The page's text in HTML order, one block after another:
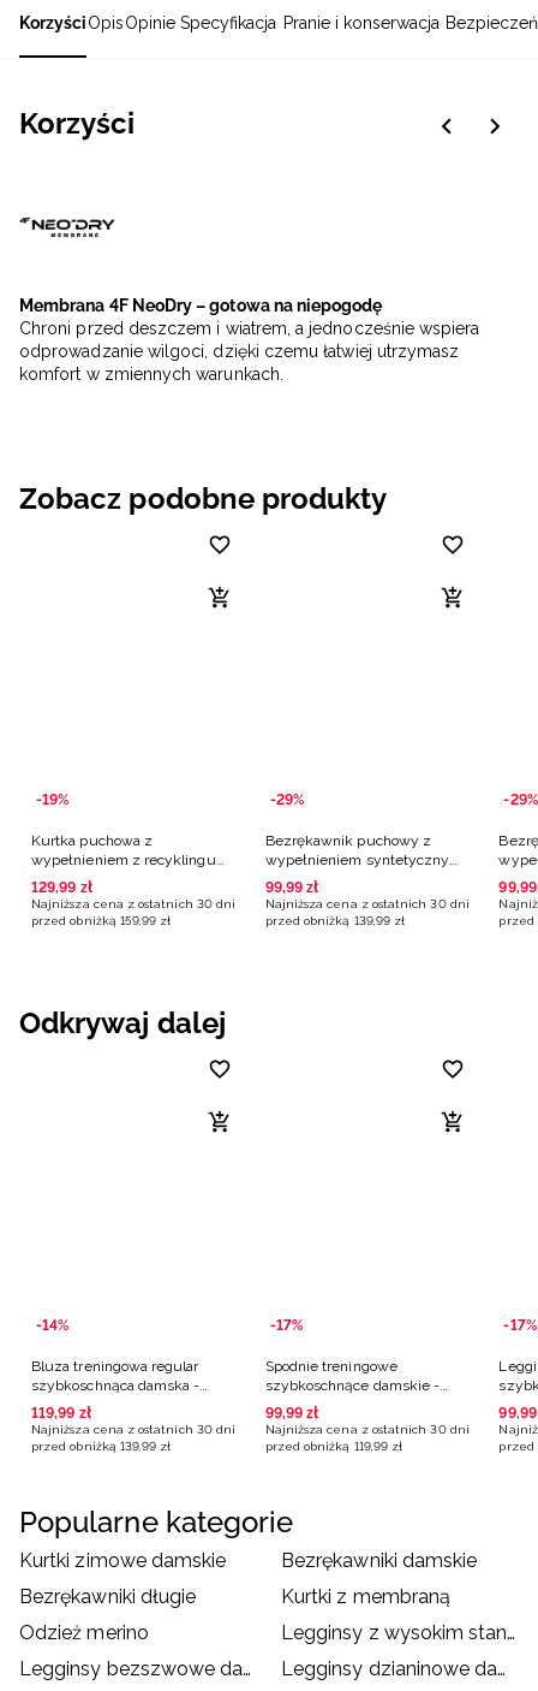
KorzyściOpisOpinie Specyfikacja Pranie i konserwacja
Korzyści
Membrana 4F NeoDry – gotowa na niepogodę
Chroni przed deszczem i wiatrem, a jednocześnie wspiera
odprowadzanie wilgoci, dzięki czemu łatwiej utrzymasz
komfort w zmiennych warunkach.
Zobacz podobne produkty
-19%
Kurtka puchowa z
wypełnieniem z recyklingu
damska - fioletowa
129,99 zł
Najniższa cena z ostatnich 30 dni
przed obniżką 159,99 zł
-29%
Bezrękawnik puchowy z
wypełnieniem syntetycznym
damski - fioletowy
99,99 zł
Najniższa cena z ostatnich 30 dni
przed obniżką 139,99 zł
-29%
99,99
przed
Odkrywaj dalej
-14%
Bluza treningowa regular
szybkoschnąca damska -
fioletowa
119,99 zł
Najniższa cena z ostatnich 30 dni
przed obniżką 139,99 zł
-17%
Spodnie treningowe
szybkoschnące damskie -
fioletowe
99,99 zł
Najniższa cena z ostatnich 30 dni
przed obniżką 119,99 zł
-17%
99,99
przed
Popularne kategorie
Kurtki zimowe damskie
Bezrękawniki damskie
Bezrękawniki długie
Kurtki z membraną
Odzież merino
Legginsy z wysokim stanem
Legginsy bezszwowe damskie
Legginsy dzianinowe damskie